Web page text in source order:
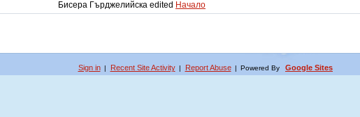
Бисера Гърджелийска edited Начало
Sign in | Recent Site Activity | Report Abuse | Powered By Google Sites